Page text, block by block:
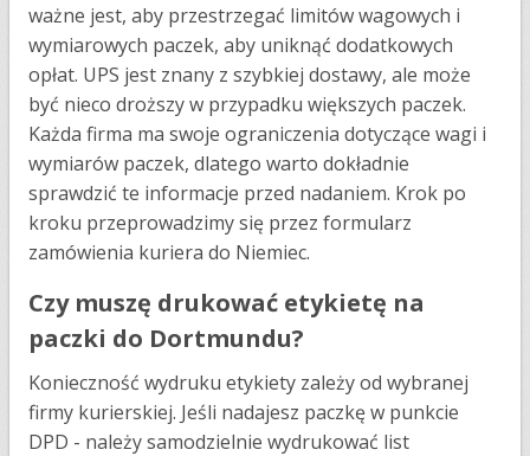
ważne jest, aby przestrzegać limitów wagowych i
wymiarowych paczek, aby uniknąć dodatkowych
opłat. UPS jest znany z szybkiej dostawy, ale może
być nieco droższy w przypadku większych paczek.
Każda firma ma swoje ograniczenia dotyczące wagi i
wymiarów paczek, dlatego warto dokładnie
sprawdzić te informacje przed nadaniem​​​​. Krok po
kroku przeprowadzimy się przez formularz
zamówienia kuriera do Niemiec.
Czy muszę drukować etykietę na
paczki do Dortmundu?
Konieczność wydruku etykiety zależy od wybranej
firmy kurierskiej. Jeśli nadajesz paczkę w punkcie
DPD - należy samodzielnie wydrukować list